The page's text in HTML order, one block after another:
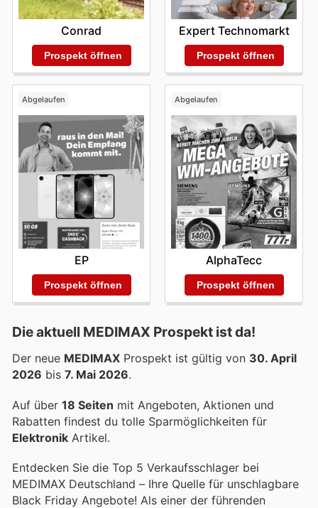
Conrad
Prospekt öffnen
Expert Technomarkt
Prospekt öffnen
Abgelaufen
EP
Prospekt öffnen
Abgelaufen
AlphaTecc
Prospekt öffnen
Die aktuell MEDIMAX Prospekt ist da!
Der neue MEDIMAX Prospekt ist gültig von 30. April
2026 bis 7. Mai 2026.
Auf über 18 Seiten mit Angeboten, Aktionen und
Rabatten findest du tolle Sparmöglichkeiten für
Elektronik Artikel.
Entdecken Sie die Top 5 Verkaufsschlager bei
MEDIMAX Deutschland – Ihre Quelle für unschlagbare
Black Friday Angebote! Als einer der führenden